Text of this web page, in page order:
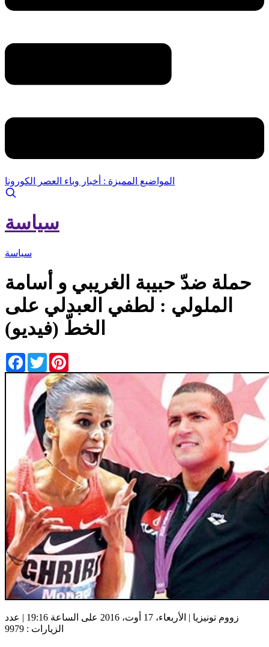
المواضيع المميزة : أخبار وباء العصر الكورونا
سياسة
سياسة
حملة ضدّ حبيبة الغريبي و أسامة
الملولي : لطفي العبدلي على
الخطّ (فيديو)
Facebook
Twitter
زووم تونيزيا | الأربعاء، 17 أوت، 2016 على الساعة 19:16 | عدد
الزيارات : 9979